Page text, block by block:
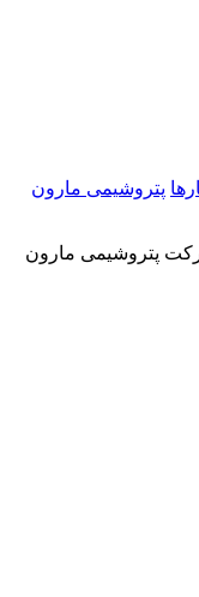
پتروشیمی مارون
پتروشیمی مارون